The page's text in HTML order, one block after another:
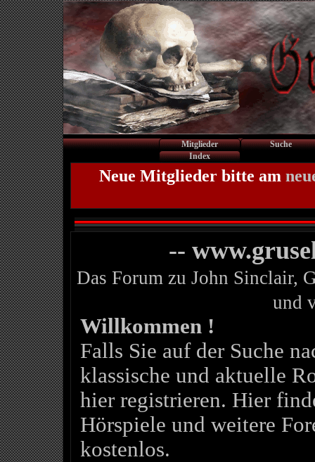
Mitglieder
Suche
Index
Neue Mitglieder bitte am
--
Das Forum zu John Sinclair,
und
Willkommen !
Falls Sie auf der Suche
klassische und aktuelle
hier registrieren. Hier
Hörspiele und weitere
kostenlos.